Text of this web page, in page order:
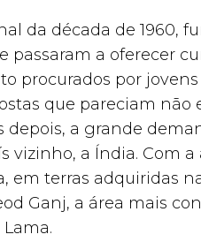
da década de 1960,
passaram a oferecer
procurados por
que pareciam não
depois, a grande
vizinho, a Índia. Com
em terras adquiridas
Ganj, a área mais